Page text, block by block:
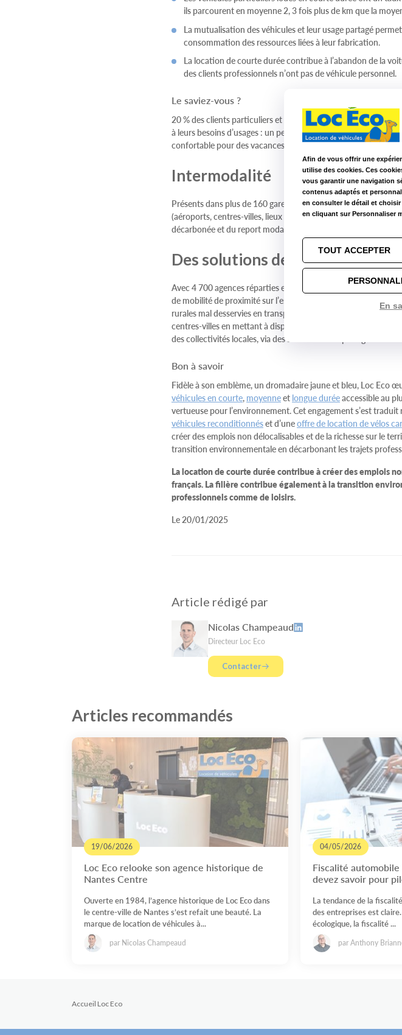
ils parcourent en moyenne 2, 3 fois plus de km que la
La mutualisation des véhicules et leur usage partagé
consommation des ressources liées à leur fabrication.
La location de courte durée contribue à l’abandon de la
des clients professionnels n’ont pas de véhicule personnel.
Le saviez-vous ?
20 % des clients particuliers et 14 % des clients
à leurs besoins d’usages : un petit véhicule utilitaire pour un
confortable pour des vacances en famille, une citadine pour un
Intermodalité
Présents dans plus de 160 gares et, plus généralement, dans
(aéroports, centres-villes, lieux touristiques...), les loueurs
décarbonée et du report modal. En effet, 21 % des locations
Des solutions de mobilité de
Avec 4 700 agences réparties en France métropolitaine et en
de mobilité de proximité sur l’ensemble du territoire. Ainsi,
rurales mal desservies en transports en commun, mais aussi
centres-villes en mettant à disposition des véhicules
des collectivités locales, via des services d’autopartage ou de
Bon à savoir
Fidèle à son emblème, un dromadaire jaune et bleu, Loc Eco
véhicules en courte, moyenneet longue duréeaccessible au
vertueuse pour l’environnement. Cet engagement s’est
véhicules reconditionnéset d’uneoffre de location de vélos
créer des emplois non délocalisables et de la richesse sur le
transition environnementale en décarbonant les trajets
La location de courte durée contribue à créer des emplois
français. La filière contribue également à la transition
professionnels comme de loisirs.
Le 20/01/2025
Article rédigé par
Nicolas Champeaud
Directeur Loc Eco
Contacter
Articles recommandés
19/06/2026
Loc Eco relooke son agence historique de
Nantes Centre
Ouverte en 1984, l’agence historique de Loc Eco dans
le centre-ville de Nantes s’est refait une beauté. La
marque de location de véhicules à...
par Nicolas Champeaud
04/05/2026
Fiscalité
devez savoir pour
La tendance de la
des entreprises est
écologique, la fiscalité ...
par Anthony
Accueil Loc Eco
Afin de vous offrir une
utilise des cookies. Ces
vous garantir une navigation
contenus adaptés et
en consulter le détail et
en cliquant sur Personnaliser
TOUT ACCEPTER
En